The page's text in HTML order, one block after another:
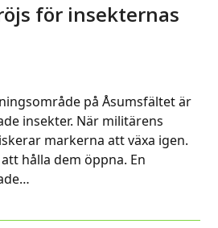
för insekternas
på Åsumsfältet är
insekter. När militärens
markerna att växa igen.
hålla dem öppna. En